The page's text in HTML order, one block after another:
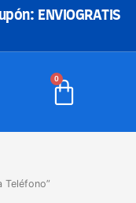
ENVIOGRATIS
0
Carrito
Teléfono”